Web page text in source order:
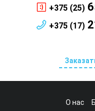
+375 (25)
+375 (17)
О нас